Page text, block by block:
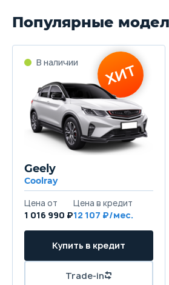
Популярные
Geely
Coolray
1 016 990 ₽12 107